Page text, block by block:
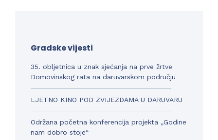
Gradske vijesti
35. obljetnica u znak sjećanja na prve žrtve
Domovinskog rata na daruvarskom području
LJETNO KINO POD ZVIJEZDAMA U DARUVARU
Održana početna konferencija projekta „Godine
nam dobro stoje“